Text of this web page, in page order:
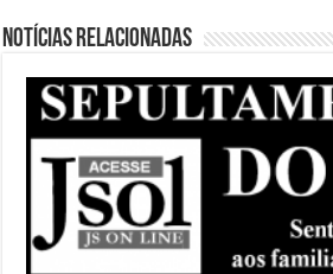
Notícias relacionadas